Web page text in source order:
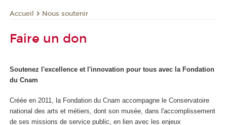
Accueil Nous soutenir
Faire un don
Soutenez l'excellence et l'innovation pour tous avec la Fondation
du Cnam
Créée en 2011, la Fondation du Cnam accompagne le Conservatoire
national des arts et métiers, dont son musée, dans l'accomplissement
de ses missions de service public, en lien avec les enjeux